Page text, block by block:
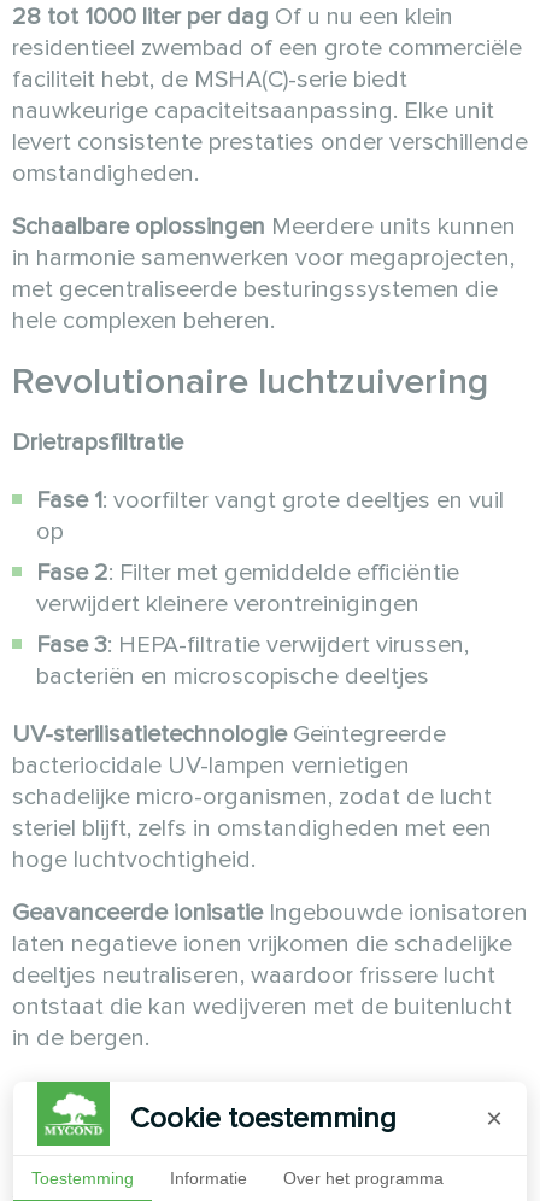
28 tot 1000 liter per dag Of u nu een klein
residentieel zwembad of een grote commerciële
faciliteit hebt, de MSHA(C)-serie biedt
nauwkeurige capaciteitsaanpassing. Elke unit
levert consistente prestaties onder verschillende
omstandigheden.
Schaalbare oplossingen Meerdere units kunnen
in harmonie samenwerken voor megaprojecten,
met gecentraliseerde besturingssystemen die
hele complexen beheren.
Revolutionaire luchtzuivering
Drietrapsfiltratie
Fase 1: voorfilter vangt grote deeltjes en vuil
op
Fase 2: Filter met gemiddelde efficiëntie
verwijdert kleinere verontreinigingen
Fase 3: HEPA-filtratie verwijdert virussen,
bacteriën en microscopische deeltjes
UV-sterilisatietechnologieGeïntegreerde
bacteriocidale UV-lampen vernietigen
schadelijke micro-organismen, zodat de lucht
steriel blijft, zelfs in omstandigheden met een
hoge luchtvochtigheid.
Geavanceerde ionisatieIngebouwde ionisatoren
laten negatieve ionen vrijkomen die schadelijke
deeltjes neutraliseren, waardoor frissere lucht
ontstaat die kan wedijveren met de buitenlucht
in de bergen.
Uitmuntende techniek
stalen frames met speciale epoxy coatings zijn
Cookie toestemming ×
Toestemming Informatie Over het programma